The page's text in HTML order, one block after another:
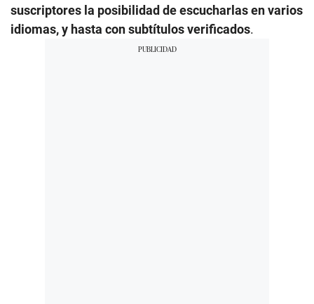
suscriptores la posibilidad de escucharlas en varios
idiomas, y hasta con subtítulos verificados.